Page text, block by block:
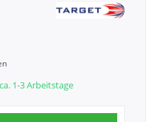
1-3 Arbeitstage